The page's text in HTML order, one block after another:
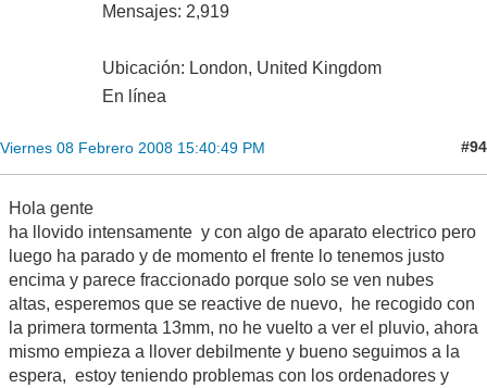
Mensajes: 2,919
Ubicación: London, United Kingdom
En línea
Viernes 08 Febrero 2008 15:40:49 PM #94
Hola gente
ha llovido intensamente y con algo de aparato electrico pero
luego ha parado y de momento el frente lo tenemos justo
encima y parece fraccionado porque solo se ven nubes
altas, esperemos que se reactive de nuevo, he recogido con
la primera tormenta 13mm, no he vuelto a ver el pluvio, ahora
mismo empieza a llover debilmente y bueno seguimos a la
espera, estoy teniendo problemas con los ordenadores y